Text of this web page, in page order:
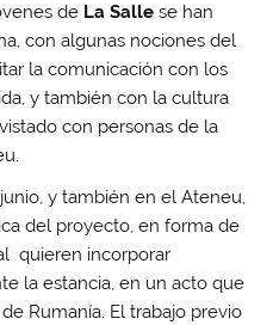
de La Salle se han
con algunas nociones del
la comunicación con los
y también con la cultura
con personas de la
y también en el Ateneu,
del proyecto, en forma de
quieren incorporar
la estancia, en un acto que
Rumanía. El trabajo previo